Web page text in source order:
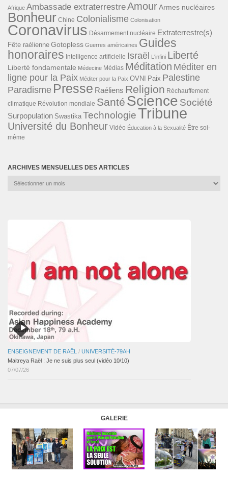
Afrique Ambassade extraterrestreAmourArmes nucléaires
Bonheur Chine Colonialisme Colonisation
Coronavirus Désarmement nucléaire Extraterrestre(s)
Fête raélienne Gotopless Guerres américaines Guides
honoraires Intelligence artificielle Israël L'infini Liberté
Liberté fondamentale Médecine Médias Méditation Méditer en
ligne pour la Paix Méditer pour la Paix OVNI Paix Palestine
Paradisme Presse Raéliens Religion Réchauffement
climatique Révolution mondiale Santé Science Société
Surpopulation Swastika TechnologieTribune
Université du Bonheur Vidéo Éducation à la Sexualité Être soi-
même
ARCHIVES MENSUELLES DES ARTICLES
Archives
ENSEIGNEMENT DE RAËL / UNIVERSITÉ-79AH
Maitreya Raël : Je ne suis plus seul (vidéo 10/10)
07/07/26
GALERIE